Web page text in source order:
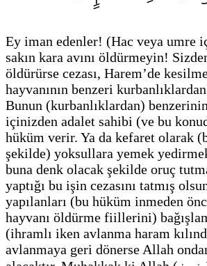
Ey iman edenler! (Hac veya umre
sakın kara avını öldürmeyin!
öldürürse cezası, Harem’de
hayvanının benzeri
Bunun (kurbanlıklardan)
içinizden adalet sahibi (ve bu
hüküm verir. Ya da kefaret olarak
şekilde) yoksullara yemek
buna denk olacak şekilde oruç
yaptığı bu işin cezasını tatmış
yapılanları (bu hüküm inmeden
hayvanı öldürme fiillerini)
(ihramlı iken avlanma haram
avlanmaya geri dönerse Allah